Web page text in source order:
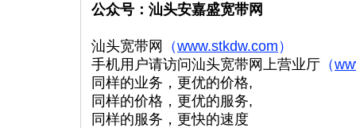
公众号：汕头安嘉盛宽带网
汕头宽带网 （www.stkdw.com ）
手机用户请访问汕头宽带网上营业厅 （
同样的业务，更优的价格,
同样的价格，更优的服务,
同样的服务，更快的速度